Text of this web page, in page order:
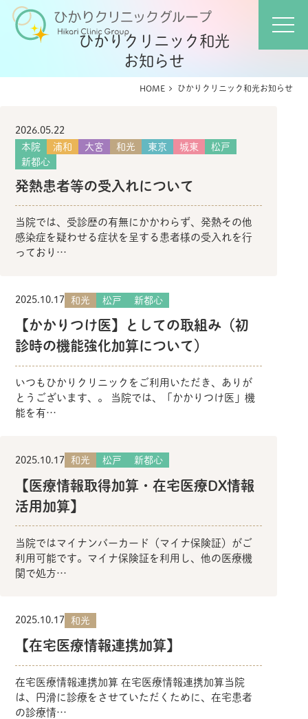
ひかりクリニック和光
お知らせ
HOME ひかりクリニック和光お知らせ
2026.05.22
本院
浦和 大宮 和光 東京 城東
松戸
新都心
発熱患者等の受入れについて
当院では、受診歴の有無にかかわらず、発熱その他
感染症を疑わせる症状を呈する患者様の受入れを行
っており…
2025.10.17 和光 松戸 新都心
【かかりつけ医】としての取組み（初
診時の機能強化加算について）
いつもひかりクリニックをご利用いただき、ありが
とうございます、。 当院では、「かかりつけ医」機
能を有…
2025.10.17 和光 松戸 新都心
【医療情報取得加算・在宅医療DX情報
活用加算】
当院ではマイナンバーカード（マイナ保険証）がご
利用可能です。マイナ保険証を利用し、他の医療機
関で処方…
2025.10.17 和光
【在宅医療情報連携加算】
在宅医療情報連携加算 在宅医療情報連携加算当院
は、円滑に診療をさせていただくために、在宅患者
の診療情…